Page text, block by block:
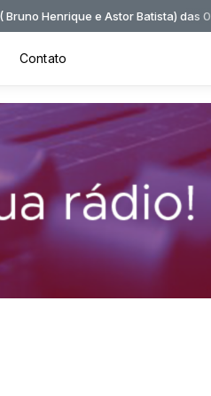
e Astor Batista) das 07:30 às 09:20
Contato